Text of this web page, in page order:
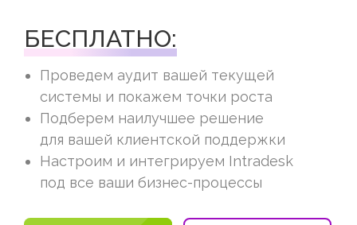
БЕСПЛАТНО:
Проведем аудит вашей текущей
системы и покажем точки роста
Подберем наилучшее решение
для вашей клиентской поддержки
Настроим и интегрируем Intradesk
под все ваши бизнес-процессы